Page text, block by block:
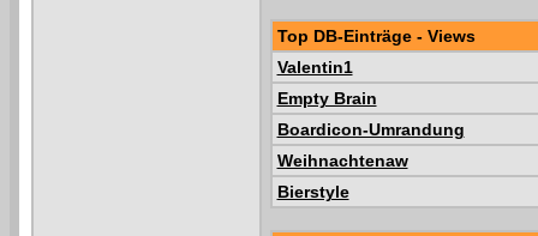
Top DB-Einträge - Views
Valentin1
Empty Brain
Boardicon-Umrandung
Weihnachtenaw
Bierstyle